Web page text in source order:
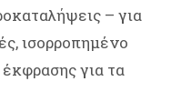
– για
ισορροπημένο
για τα